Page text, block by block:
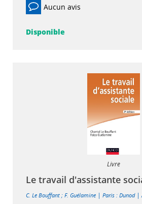
Aucun avis
Disponible
Livre
Le travail d'assistante
C. Le Bouffant ; F. Guélamine | Paris : Dunod|